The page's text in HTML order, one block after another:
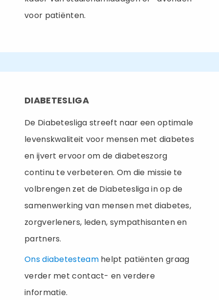
voor patiënten.
DIABETESLIGA
De Diabetesliga streeft naar een optimale
levenskwaliteit voor mensen met diabetes
en ijvert ervoor om de diabeteszorg
continu te verbeteren. Om die missie te
volbrengen zet de Diabetesliga in op de
samenwerking van mensen met diabetes,
zorgverleners, leden, sympathisanten en
partners.
Ons diabetesteamhelpt patiënten graag
verder met contact- en verdere
informatie.